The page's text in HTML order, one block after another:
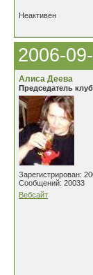
Неактивен
2006-
Алиса Деева
Председатель
Зарегистрирован:
Сообщений: 20033
Вебсайт